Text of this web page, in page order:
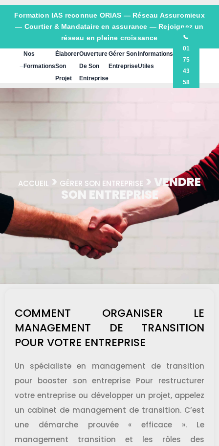
Formation IAS reconnue ORIAS — Réseau Assuromieux
— Courtier & Mandataire en assurance — Rejoignez un
réseau en pleine croissance
Nos
Formations
Élaborer
Son
Projet
Ouverture
De Son
Entreprise
Gérer Son
Entreprise
Informations
Utiles
📞
01
75
43
58
ACCUEIL > GÉRER SON ENTREPRISE > VENDRE
SON ENTREPRISE
COMMENT ORGANISER LE
MANAGEMENT DE TRANSITION
POUR VOTRE ENTREPRISE
Un spécialiste en management de transition
pour booster son entreprise Pour restructurer
votre entreprise ou développer un projet, appelez
un cabinet de management de transition. C’est
une démarche prouvée « efficace ». Le
management transition et les rôles des